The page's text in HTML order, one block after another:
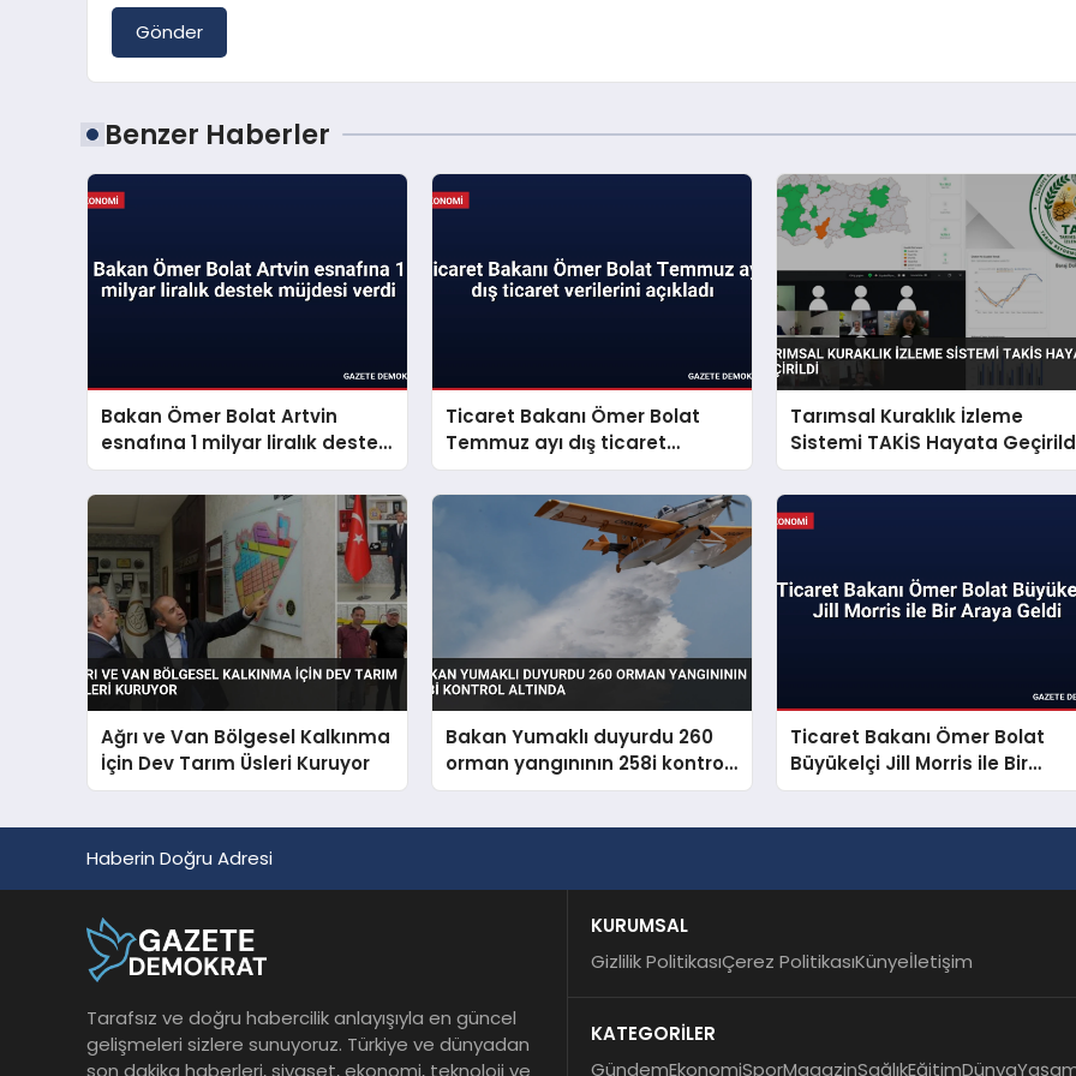
Gönder
Benzer Haberler
Bakan Ömer Bolat Artvin
esnafına 1 milyar liralık destek
müjdesi verdi
Ticaret Bakanı Ömer Bolat
Temmuz ayı dış ticaret
verilerini açıkladı
Tarımsal Kuraklık İzleme
Sistemi TAKİS Hayata
Ağrı ve Van Bölgesel Kalkınma
İçin Dev Tarım Üsleri Kuruyor
Bakan Yumaklı duyurdu 260
orman yangınının 258i kontrol
altında
Ticaret Bakanı Ömer Bolat
Büyükelçi Jill Morris ile Bir
Araya Geldi
Haberin Doğru Adresi
Tarafsız ve doğru habercilik anlayışıyla en güncel
gelişmeleri sizlere sunuyoruz. Türkiye ve dünyadan
son dakika haberleri, siyaset, ekonomi, teknoloji ve
KURUMSAL
Gizlilik PolitikasıÇerez PolitikasıKünyeİletişim
KATEGORİLER
GündemEkonomiSporMagazinSağlıkEğitimDünya